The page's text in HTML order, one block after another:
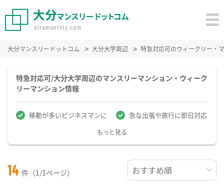
大分マンスリードットコム 大分大学周辺 特急対応可のウィークリー・
特急対応可/大分大学周辺のマンスリーマンション・ウィーク
リーマンション情報
移動が多いビジネスマンに 急な出張や旅行に即日対応
もっと見る
14 件（1/1ページ）